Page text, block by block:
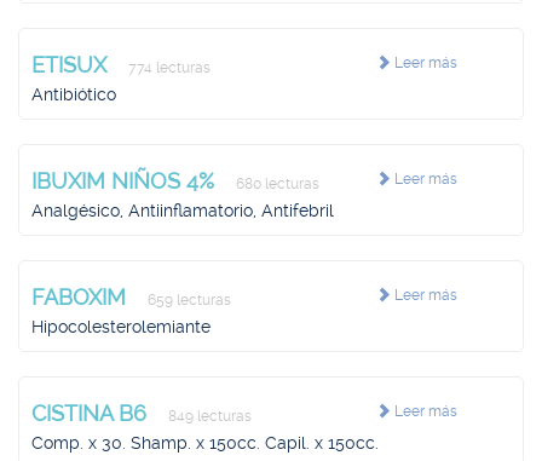
Leer más
ETISUX 774 lecturas
Antibiótico
Leer más
IBUXIM NIÑOS 4% 680 lecturas
Analgésico, Antiinflamatorio, Antifebril
Leer más
FABOXIM 659 lecturas
Hipocolesterolemiante
Leer más
CISTINA B6 849 lecturas
Comp. x 30. Shamp. x 150cc. Capil. x 150cc.